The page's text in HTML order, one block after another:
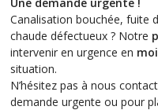
Canalisation bouchée, fuite
chaude défectueux ? Notre
intervenir en urgence en
situation.
N’hésitez pas à nous
demande urgente ou pour